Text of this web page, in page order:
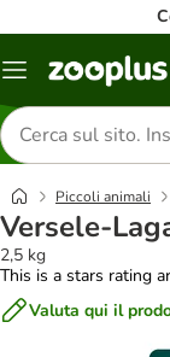
Overview
Cerca
prodotti
Piccoli animali
Versele-
2,5 kg
This is a stars rating
Valuta qui il